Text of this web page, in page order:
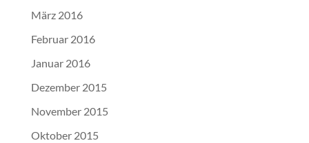
März 2016
Februar 2016
Januar 2016
Dezember 2015
November 2015
Oktober 2015